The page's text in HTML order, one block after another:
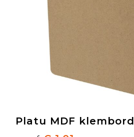
Eten & Drinken
Platu MDF klembord